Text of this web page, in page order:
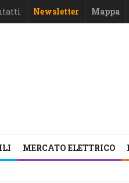
Newsletter Mappa
MERCATO ELETTRICO